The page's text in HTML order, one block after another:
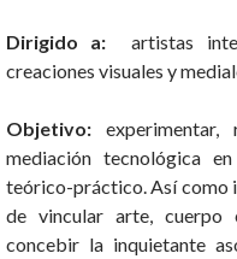
Dirigido a: artistas
creaciones visuales y
Objetivo:
mediación tecnológica
teórico-práctico. Así como
de vincular arte, cuerpo
concebir la inquietante